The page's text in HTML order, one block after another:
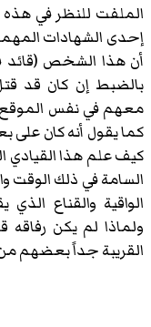
الملفت للنظر في هذه
إحدى الشهادات
أن هذا الشخص (قائد
بالضبط إن كان قد
معهم في نفس الموقع
كيف علم هذا القيادي
السامة في ذلك الوقت
الواقية والقناع
ولماذا لم يكن
القريبة جداً بعضهم